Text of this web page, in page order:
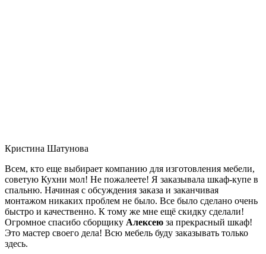
Кристина Шатунова
Всем, кто еще выбирает компанию для изготовления мебели,
советую Кухни мол! Не пожалеете! Я заказывала шкаф-купе в
спальню. Начиная с обсуждения заказа и заканчивая
монтажом никаких проблем не было. Все было сделано очень
быстро и качественно. К тому же мне ещё скидку сделали!
Огромное спасибо сборщику Алексею за прекрасный шкаф!
Это мастер своего дела! Всю мебель буду заказывать только
здесь.